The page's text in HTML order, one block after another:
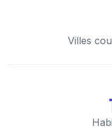
Villes